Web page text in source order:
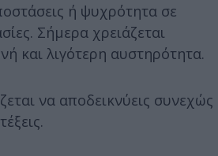
ή ψυχρότητα σε
Σήμερα χρειάζεται
και λιγότερη αυστηρότητα.
να αποδεικνύεις συνεχώς